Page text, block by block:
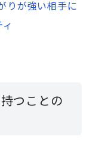
りが強い相手に
つことの